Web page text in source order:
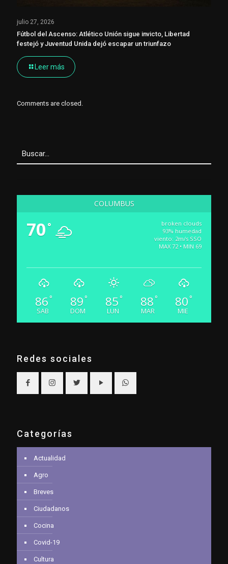
julio 27, 2026
Fútbol del Ascenso: Atlético Unión sigue invicto, Libertad
festejó y Juventud Unida dejó escapar un triunfazo
Leer más
Comments are closed.
COLUMBUS
70 °
broken clouds
93% humedad
viento: 2m/s SSO
MAX 72 • MIN 69
86 °
SAB
89 °
DOM
85 °
LUN
88 °
MAR
80 °
MIE
Redes sociales
Categorías
Actualidad
Agro
Breves
Ciudadanos
Cocina
Covid-19
Cultura